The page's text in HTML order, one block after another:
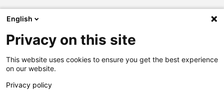
d
I
English
Privacy on this site
This website uses cookies to ensure you get the best experience
on our website.
Privacy policy